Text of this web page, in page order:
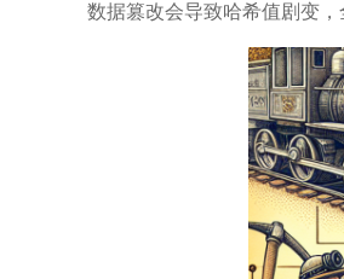
数据篡改会导致哈希值剧变，